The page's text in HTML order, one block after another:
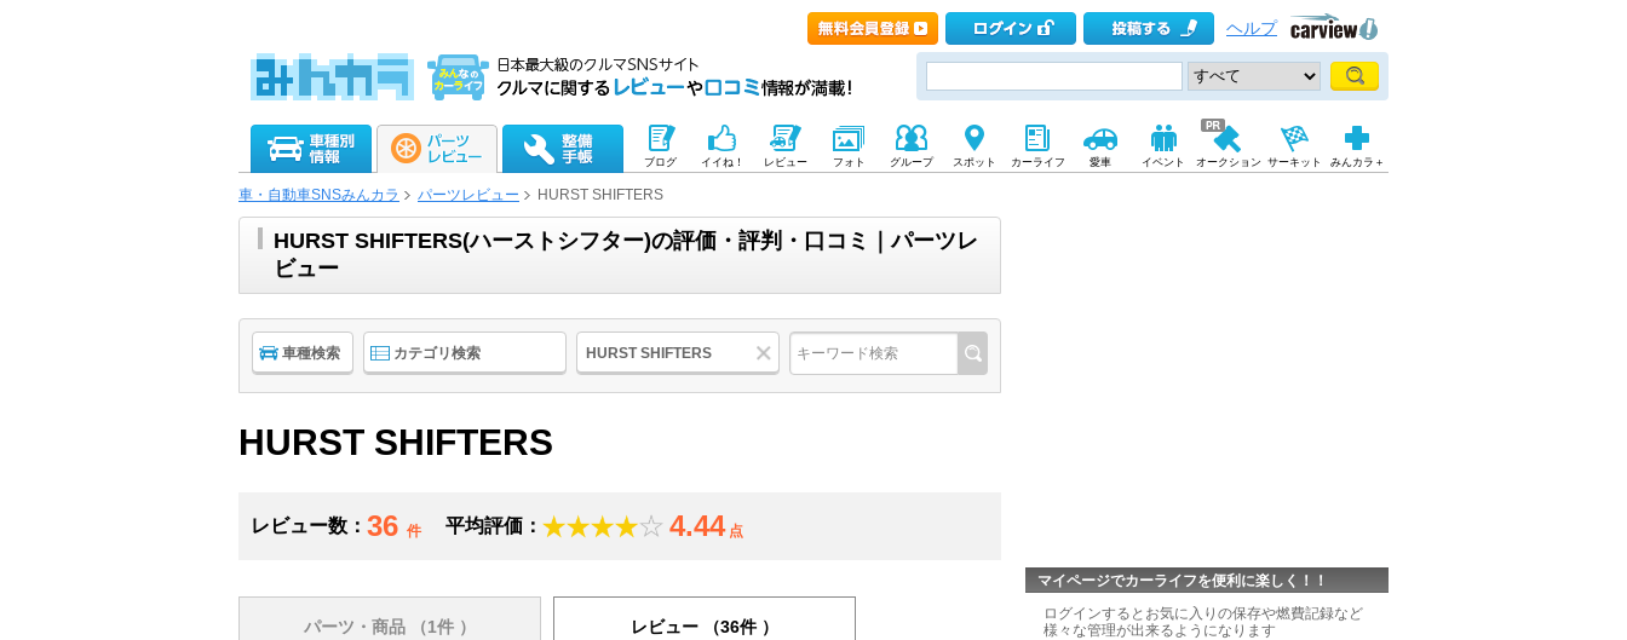
ヘルプ
ブログ イイね！ レビュー フォト グループ スポット カーライフ 愛車 イベント オークション サーキット みんカラ＋
車・自動車SNSみんカラ パーツレビュー HURST SHIFTERS
HURST SHIFTERS(ハーストシフター)の評価・評判・口コミ｜パーツレ
ビュー
車種検索 カテゴリ検索 HURST SHIFTERS
HURST SHIFTERS
レビュー数： 36 件 平均評価： 4.44点
パーツ・商品 （1件 ） レビュー （36件 ）
マイページでカーライフを便利に楽しく！！
ログインするとお気に入りの保存や燃費記録など
様々な管理が出来るようになります